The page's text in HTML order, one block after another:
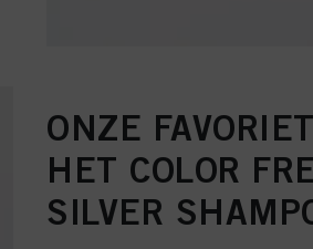
ONZE
HET COLOR
SILVER